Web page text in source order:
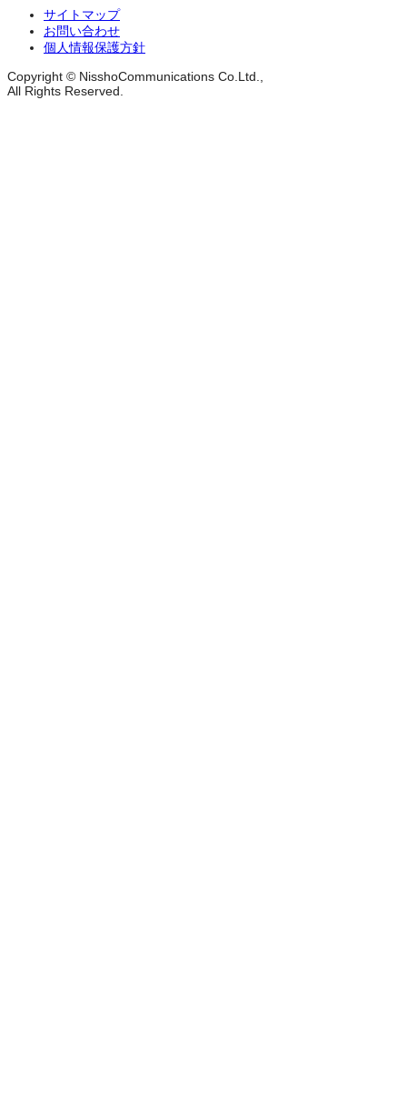
サイトマップ
お問い合わせ
個人情報保護方針
Copyright © NisshoCommunications Co.Ltd.,
All Rights Reserved.